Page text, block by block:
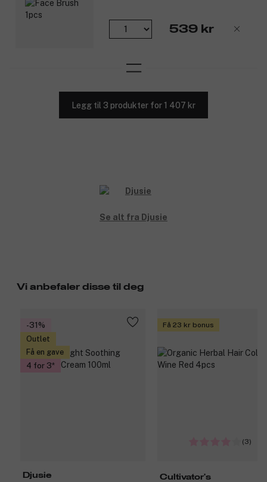
539 kr
Legg til 3 produkter for 1 407 kr
Se alt fra Djusie
Vi anbefaler disse til deg
-31%
Outlet
Få en gave
4 for 3
Djusie
Få 23 kr bonus
(3)
Cultivator's